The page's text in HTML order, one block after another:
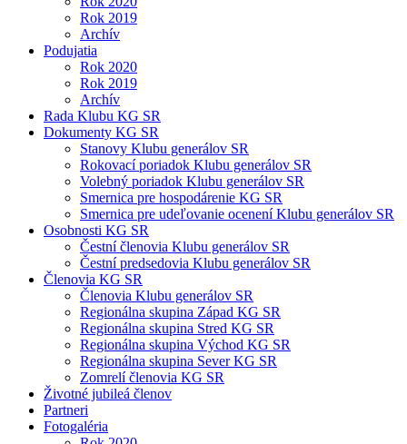
Rok 2019
Archív
Podujatia
Rok 2020
Rok 2019
Archív
Rada Klubu KG SR
Dokumenty KG SR
Stanovy Klubu generálov SR
Rokovací poriadok Klubu generálov SR
Volebný poriadok Klubu generálov SR
Smernica pre hospodárenie KG SR
Smernica pre udeľovanie ocenení Klubu generálov SR
Osobnosti KG SR
Čestní členovia Klubu generálov SR
Čestní predsedovia Klubu generálov SR
Členovia KG SR
Členovia Klubu generálov SR
Regionálna skupina Západ KG SR
Regionálna skupina Stred KG SR
Regionálna skupina Východ KG SR
Regionálna skupina Sever KG SR
Zomrelí členovia KG SR
Životné jubileá členov
Partneri
Fotogaléria